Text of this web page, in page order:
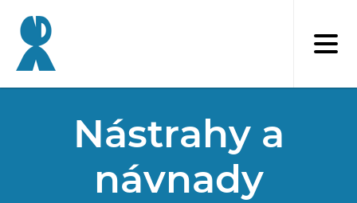
hlavnímu
obsahu
Nástrahy a
návnady